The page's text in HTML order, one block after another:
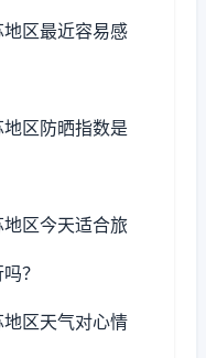
地区最近容易感
地区防晒指数是
地区今天适合旅
？
地区天气对心情